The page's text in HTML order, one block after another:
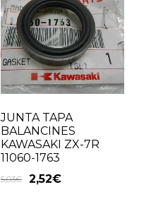
JUNTA TAPA
BALANCINES
KAWASAKI ZX-7R
11060-1763
5,03€ 2,52€